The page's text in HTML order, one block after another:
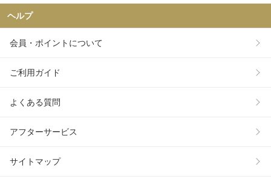
ヘルプ
会員・ポイントについて
ご利用ガイド
よくある質問
アフターサービス
サイトマップ